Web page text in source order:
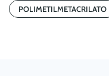
POLIMETILMETACRILATO